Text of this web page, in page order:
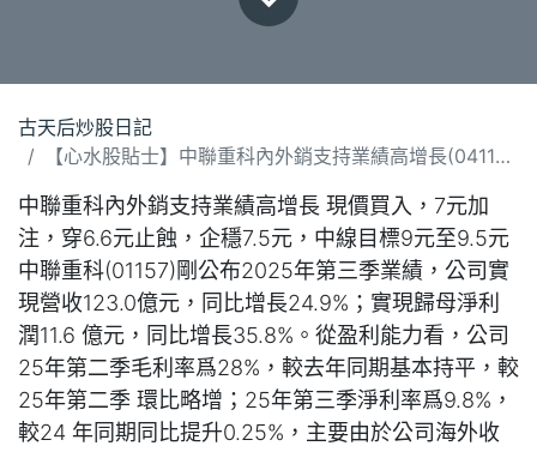
古天后炒股日記
【心水股貼士】中聯重科內外銷支持業績高增長(041125).docx
中聯重科內外銷支持業績高增長 現價買入，7元加
注，穿6.6元止蝕，企穩7.5元，中線目標9元至9.5元
中聯重科(01157)剛公布2025年第三季業績，公司實
現營收123.0億元，同比增長24.9%；實現歸母淨利
潤11.6 億元，同比增長35.8%。從盈利能力看，公司
25年第二季毛利率爲28%，較去年同期基本持平，較
25年第二季 環比略增；25年第三季淨利率爲9.8%，
較24 年同期同比提升0.25%，主要由於公司海外收